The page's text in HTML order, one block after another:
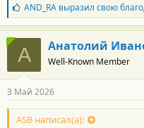
Б
л
а
г
о
а
н
о
с
AND_RAвыразил свою
А Анатолий
Well-Known Member
3 Май 2026
ASB написал(а):